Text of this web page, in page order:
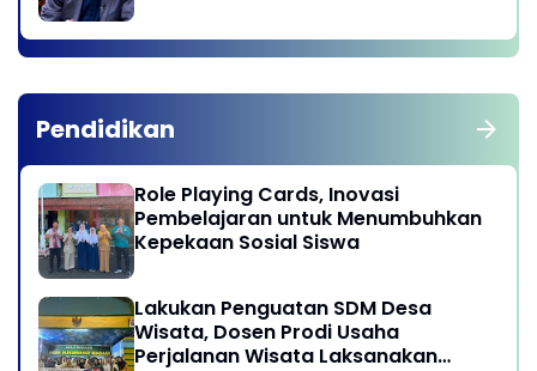
Pendidikan
Role Playing Cards, Inovasi
Pembelajaran untuk Menumbuhkan
Kepekaan Sosial Siswa
Lakukan Penguatan SDM Desa
Wisata, Dosen Prodi Usaha
Perjalanan Wisata Laksanakan